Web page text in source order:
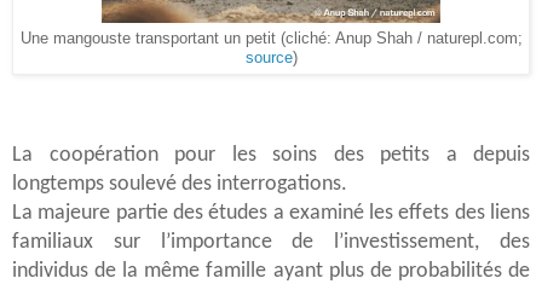
Une mangouste transportant un petit (cliché: Anup Shah / naturepl.com;
source)
La coopération pour les soins des petits a depuis
longtemps soulevé des interrogations.
La majeure partie des études a examiné les effets des liens
familiaux sur l’importance de l’investissement, des
individus de la même famille ayant plus de probabilités de